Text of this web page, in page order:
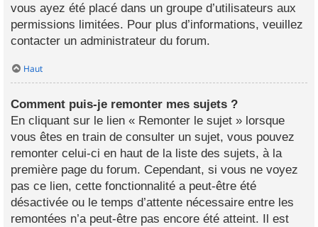
vous ayez été placé dans un groupe d’utilisateurs aux
permissions limitées. Pour plus d’informations, veuillez
contacter un administrateur du forum.
Haut
Comment puis-je remonter mes sujets ?
En cliquant sur le lien « Remonter le sujet » lorsque
vous êtes en train de consulter un sujet, vous pouvez
remonter celui-ci en haut de la liste des sujets, à la
première page du forum. Cependant, si vous ne voyez
pas ce lien, cette fonctionnalité a peut-être été
désactivée ou le temps d’attente nécessaire entre les
remontées n’a peut-être pas encore été atteint. Il est